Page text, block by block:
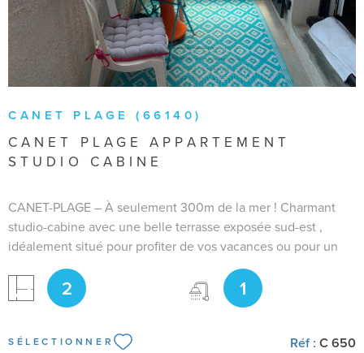
CANET PLAGE (66140)
CANET PLAGE APPARTEMENT
STUDIO CABINE
CANET-PLAGE – À seulement 300m de la mer ! Charmant
studio-cabine avec une belle terrasse exposée sud-est ,
idéalement situé pour profiter de vos vacances ou pour un
investissement locatif. Il se compose de : une entrée avec
placard de rangement, une pièce de vie lumineuse avec
cuisine équipée, une cabine avec lits superposés, une salle
parfait en résidence secondaire ou pour la location
2 1
SÉLECTIONNER Réf : C 650